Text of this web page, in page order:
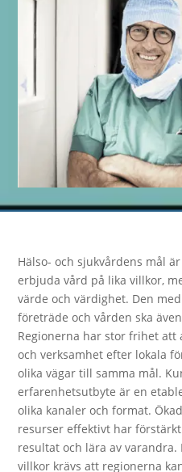
Hälso- och sjukvårdens mål
erbjuda vård på lika villkor,
värde och värdighet. Den
företräde och vården ska
Regionerna har stor frihet att
och verksamhet efter lokala
olika vägar till samma mål.
erfarenhetsutbyte är en
olika kanaler och format.
resurser effektivt har
resultat och lära av
villkor krävs att regionerna